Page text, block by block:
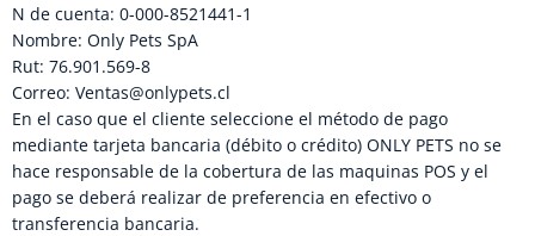
N de cuenta: 0-000-8521441-1
Nombre: Only Pets SpA
Rut: 76.901.569-8
Correo: Ventas@onlypets.cl
En el caso que el cliente seleccione el método de pago
mediante tarjeta bancaria (débito o crédito) ONLY PETS no se
hace responsable de la cobertura de las maquinas POS y el
pago se deberá realizar de preferencia en efectivo o
transferencia bancaria.